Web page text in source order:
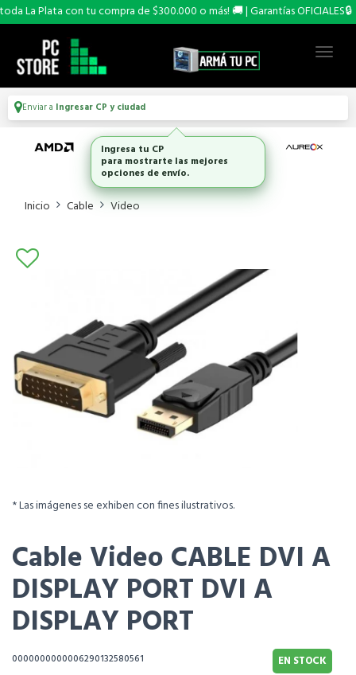
La Plata con tu compra de $300.000 o más! 🚚 | Garantías OFICIALES🔒
Enviar a Ingresar CP y ciudad
Inicio Cable Video
* Las imágenes se exhiben con fines ilustrativos.
Cable Video CABLE DVI A
DISPLAY PORT DVI A
DISPLAY PORT
0000000000006290132580561 EN STOCK
Ingresa tu CP
para mostrarte las mejores
opciones de envío.